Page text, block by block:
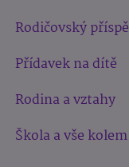
Rodičovský
Přídavek na dítě
Rodina a vztahy
Škola a vše kolem